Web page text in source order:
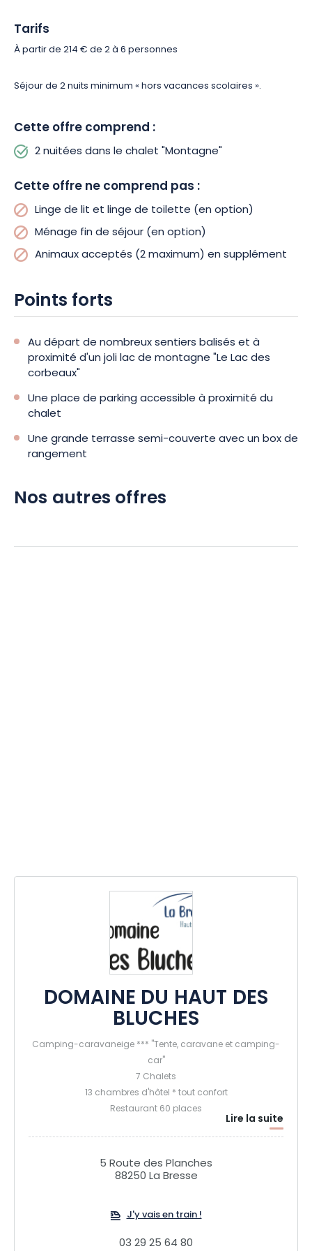
Tarifs
À partir de 214 € de 2 à 6 personnes
Séjour de 2 nuits minimum « hors vacances scolaires ».
Cette offre comprend :
2 nuitées dans le chalet "Montagne"
Cette offre ne comprend pas :
Linge de lit et linge de toilette (en option)
Ménage fin de séjour (en option)
Animaux acceptés (2 maximum) en supplément
Points forts
Au départ de nombreux sentiers balisés et à
proximité d'un joli lac de montagne "Le Lac des
corbeaux"
Une place de parking accessible à proximité du
chalet
Une grande terrasse semi-couverte avec un box de
rangement
Nos autres offres
DOMAINE DU HAUT DES
BLUCHES
Camping-caravaneige *** "Tente, caravane et camping-
car"
7 Chalets
13 chambres d'hôtel * tout confort
Restaurant 60 places
Lire la suite
5 Route des Planches
88250 La Bresse
J'y vais en train !
03 29 25 64 80